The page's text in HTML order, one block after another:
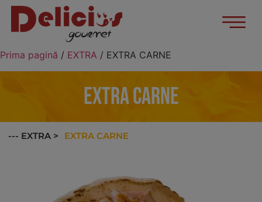
Prima pagină / EXTRA / EXTRA CARNE
EXTRA CARNE
--- EXTRA > EXTRA CARNE